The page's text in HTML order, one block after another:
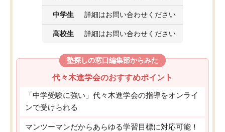
中学生 詳細はお問い合わせください
高校生 詳細はお問い合わせください
塾探しの窓口編集部からみた
代々木進学会のおすすめポイント
「中学受験に強い」代々木進学会の指導をオンライ
ンで受けられる
マンツーマンだからあらゆる学習目標に対応可能！